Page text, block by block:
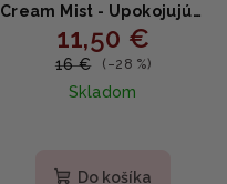
Cream Mist - Upokojujúci
krémový sprej s ryžovou
vodou, kyselinou
panthenolom 60ml
11,50 €
16 € (–28 %)
Skladom
produktu
Do košíka